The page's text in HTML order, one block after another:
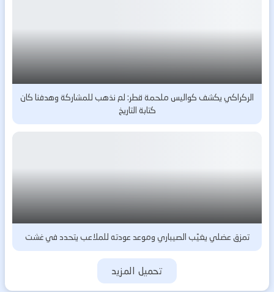
الركراكي يكشف كواليس ملحمة قطر: لم نذهب للمشاركة وهدفنا كان
كتابة التاريخ
تمزق عضلي يغيّب الصيباري وموعد عودته للملاعب يتحدد في غشت
تحميل المزيد